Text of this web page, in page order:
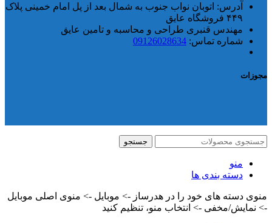
آدرس: اتوبان نواب جنوب به شمال بعد از پل امام خمینی پلاک
۴۴۹ فروشگاه عایق
مهندس قنبری طراحی و محاسبه و تامین عایق
شماره تماس: 09126028634
مجوزات
جستجو
منو
دسته بندی ها
منوی دسته های خود را در هدرساز -> موبایل -> منوی اصلی موبایل
-> نمایش/مخفی -> انتخاب منو، تنظیم کنید